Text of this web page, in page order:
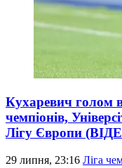
Кухаревич голом
чемпіонів,
Лігу Європи
29 липня, 23:16 Ліга